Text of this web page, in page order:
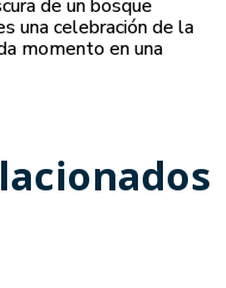
de un bosque
una celebración de la
momento en una